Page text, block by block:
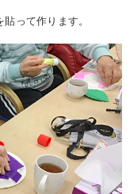
って作ります。